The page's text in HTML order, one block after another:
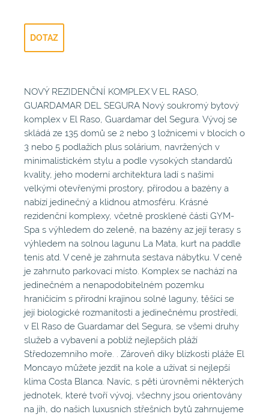
DOTAZ
NOVÝ REZIDENČNÍ KOMPLEX V EL RASO,
GUARDAMAR DEL SEGURA Nový soukromý bytový
komplex v El Raso, Guardamar del Segura. Vývoj se
skládá ze 135 domů se 2 nebo 3 ložnicemi v blocích o
3 nebo 5 podlažích plus solárium, navržených v
minimalistickém stylu a podle vysokých standardů
kvality, jeho moderní architektura ladí s našimi
velkými otevřenými prostory, přírodou a bazény a
nabízí jedinečný a klidnou atmosféru. Krásné
rezidenční komplexy, včetně prosklené části GYM-
Spa s výhledem do zeleně, na bazény az její terasy s
výhledem na solnou lagunu La Mata, kurt na paddle
tenis atd. V ceně je zahrnuta sestava nábytku. V ceně
je zahrnuto parkovací místo. Komplex se nachází na
jedinečném a nenapodobitelném pozemku
hraničícím s přírodní krajinou solné laguny, těšící se
její biologické rozmanitosti a jedinečnému prostředí,
v El Raso de Guardamar del Segura, se všemi druhy
služeb a vybavení a poblíž nejlepších pláží
Středozemního moře. . Zároveň díky blízkosti pláže El
Moncayo můžete jezdit na kole a užívat si nejlepší
klima Costa Blanca. Navíc, s pěti úrovněmi některých
jednotek, které tvoří vývoj, všechny jsou orientovány
na jih, do našich luxusních střešních bytů zahrnujeme